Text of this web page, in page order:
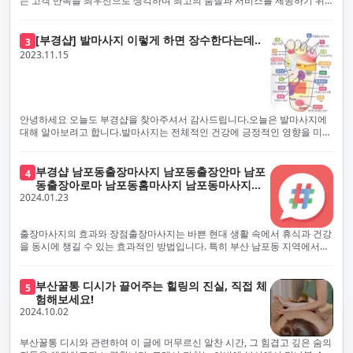
하고 개인의 건강 상태를 지속적으로 모니터링합니다.예약금을 요구하는 업
체보다는 부경샵과 같이 안전과 고객 편의를 최우선으로 생각하는 업체를
선택하는 것이 중요합니다.부산에서 러시아 홈케어를 전문으로 하는 부경샵
은, 항상 후불제로 운영하면서 청결과 안전을 가장 중요하게 여깁니다. 부산
에서 진정으로 즐거운 부산 러시아 홈케어 경험을 해보시길 바랍니다. 그렇
죠, 부경샵은 선입금을 요구하지 않아요. 부산 러시아 홈케어를 선택하기 전
에, 주의해야 할 사항들을 반드시 확인해 보세요. 선입금 관련 사기에는 항상
조심해야 합니다. 070으로 시작하는 인터넷 전화나 텔레그램 같은 메시지
앱에만 의존하는 업체는 특히 더 조심해 주세요. 이런 경우, 선입금을 하지
부경샵은 부산 출장 후불제 서비스를 모범적으로 운영하고 있으며, 명성을
악용하는 사기 업체로부터 발생할 수 있는 모든 부정행위와 간접적인 피해
를 방지하기 위해 노력하고 있어요. 만약 부경샵 을 사칭하며 선불 결제를 요
구하는 마사지 서비스를 발견하신다면, 그런 곳은 피하시고 저희에게 알려
주세요.부경샵에서는 모든 서비스가 관리사가 도착한 후에 결제하는 걸 기
본으로 해요. 부경샵은 부산에서 부산 러시아 홈케어를 전문으로 하며,
100% 후불제를 거래의 기본으로 삼고 있어요. 왜 부경샵이 특별한지 궁금하
시죠? 여기서만 느낄 수 있는 특별한 경험을 소개합니다! 부경샵과 함께라면
험을 제공해요. 준비하신 모든 것에 놀랄 준비를 하세요. 부경샵은 오랜 시간
동안 지역에서 최고의 출장업체가 되겠다는 하나의 신념으로 노력해 왔어
요.부경샵의 전통적인 서비스로, 단 한 순간도 낭비하지 않고 쌓인 피로를 풀
어드릴 거예요. 비가 오든 눈이 오든, 어디에 계시든 부경샵이 찾아가 도와드
릴게요. 부경샵의 서비스는 부산의 모든 곳, 집이든 모텔이든 호텔이든 오피
프리미엄 부산 일본인 홈케어 경험을 제공하고자 현장에서 직접 깨끗하고
전문적으로 훈련된 관리사를 다수 보유하고 있음을 자랑스럽게 여깁니다.
현대 사회의 불확실성 속에서, 부경샵은 안전을 최우선으로 여기며, 이를 위
해 100% 후불제 시행은 물론, 코로나19 상황에서도 관리사들의 건강 진단
업체에 대해서는 경계하는 것이 중요합니다. 부경샵의 접근 방식과 정책은
인천에서의 안전하고 신뢰할 수 있는 고품질 마사지 경험을 집앞에서 제공
하기 위해 고안되었습니다. 부경샵은 부산 일본인 홈케어 서비스를 전문으
로 하며, 항상 고객님의 편의와 안전을 최우선으로 고려하여 후불제 시스템
거운 마사지 경험을 보장합니다. 부경샵의 서비스는 선입금 없이 이용 가능
한 부산 일본인 홈케어로, 선입금 요구 없이 서비스를 제공함으로써 고객님
의 신뢰를 최우선으로 합니다. 이용 전 주의사항을 꼼꼼히 확인하시고, 선입
금 사기로부터 자신을 보호하는 것이 중요합니다. 부산 일본인 홈케어 서비
스를 찾으실 때는 070으로 시작하는 인터넷 전화번호나 텔레그램과 같은 메
시징 플랫폼만을 이용하는 업체에 주의해야 합니다. 이러한 서비스는 선지
급 없이 이용할 수 있어야 하며, 부경샵은 이러한 걱정 없이 안전하고 신뢰할
수 있는 서비스를 제공합니다. 부경샵은 부산 일본인 홈케어 후불제의 모범
적인 피해가 발생하지 않도록 지속적으로 노력하고 있습니다. 부경샵을 사
칭하여 선불 결제를 요구하는 마사지 서비스에 대해서는 각별한 주의가 필
요합니다. '부경샵'은 관리사의 도착 이후에 결제가 이루어지는 후불제를
기본 원칙으로 하는 부산 일본인 홈케어 전문 업체입니다. 이 운영 방식은 고
객님의 신뢰를 최우선으로 여기며, 모든 코스에서 100% 후불제를 시행하고
있습니다. 왜 부경샵이 부산에서 특별한지, 그 이유를 알려드리겠습니다.
3 [부경샵] 발마사지 이렇게 하면 장수한다는데..
2023.11.15
안녕하세요 오늘도 부경샵을 찾아주셔서 감사드립니다.오늘은 발마사지에
대해 알아보려고 합니다.발마사지는 전체적인 건강에 긍정적인 영향을 미칠
명하겠습니다.근육 이완과 피로 완화: 발마사지는 발 아치, 발가락, 발등 등
에 위치한 다양한 근육을 이완시키는 효과가 있습니다. 일상적인 활동이나
장시간의 서있는 자세로 인해 긴장된 발 근육을 느슨하게 만들어주어 편안
함을 제공합니다. 이는 근육의 유연성을 향상시키고 근육의 혈액순환을 촉
진하는 데 도움이 됩니다.혈액순환 개선: 발마사지는 혈액순환을 촉진하는
데 기여합니다. 마사지로 근육과 혈관이 이완되면 혈액이 더 원활하게 흐르
게 되어 세포와 조직에 산소와 영양소가 빠르게 공급됩니다. 이는 세포의 기
장된 근육과 신경을 완화시켜 스트레스를 감소시킵니다. 발에는 다양한 신
경과 결절이 모여있어, 발마사지를 통해 이를 자극함으로써 정신적인 편안
함을 제공하는데 도움이 됩니다. 이는 스트레스 호르몬의 감소와 함께 심신
의 안정을 촉진합니다.면역 시스템 강화: 정기적인 발마사지는 면역 시스템
의 활동을 촉진하여 감염 및 질병에 대한 저항력을 향상시킬 수 있습니다. 마
사지는 림프순환을 촉진하고 세포 배출물을 제거함으로써 면역 시스템을 지
4 부경샵 남포동출장마사지 남포동출장안마 남포
동출장아로마 남포동홈마사지 남포동마사지출
장
2024.01.23
출장마사지의 효과와 장점출장마사지는 바쁜 현대 생활 속에서 휴식과 건강
을 동시에 챙길 수 있는 효과적인 방법입니다. 특히 부산 남포동 지역에서
와 신체적, 정신적 피로를 효과적으로 완화합니다. 전문 마사지사의 숙련된
손길은 긴장된 근육을 이완시키고, 스트레스 호르몬 수치를 감소시켜 마음
의 안정을 가져다 줍니다. 이는 일상의 업무 효율성을 높이고, 전반적인 삶의
질을 향상시키는 데 기여합니다.근육 이완과 유연성 향상:꾸준한 출장마사
지는 근육의 긴장과 경직을 해소하고 유연성을 향상시킵니다. 이는 운동 성
능을 개선하고, 근골격계 문제 및 부상 예방에 도움이 됩니다. 또한, 규칙적
5 부산꿀통 디시가 끌어주는 힐링의 진실, 직접 체
험해보세요!
2024.10.02
부산꿀통 디시와 관련하여 이 글에 머무르신 알찬 시간, 그 힘겹고 깊은 숨의